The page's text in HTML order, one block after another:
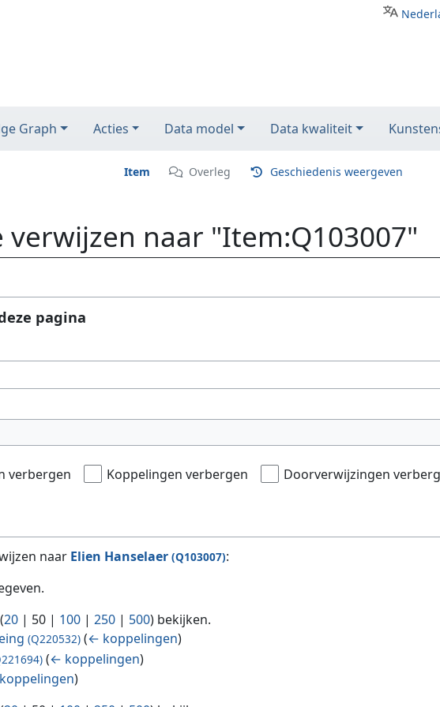
Graph Acties Data model Data kwaliteit
Item Overleg Geschiedenis weergeven
verwijzen naar "Item:Q103007"
pagina
verbergen Koppelingen verbergen Doorverwijzingen
naar Elien Hanselaer (Q103007):
20 | 50 | 100 | 250 | 500) bekijken.
(Q220532) (← koppelingen)
(← koppelingen)
)